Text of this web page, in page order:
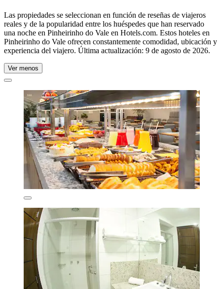
Las propiedades se seleccionan en función de reseñas de viajeros
reales y de la popularidad entre los huéspedes que han reservado
una noche en Pinheirinho do Vale en Hotels.com. Estos hoteles en
Pinheirinho do Vale ofrecen constantemente comodidad, ubicación y
experiencia del viajero. Última actualización: 9 de agosto de 2026.
Ver menos